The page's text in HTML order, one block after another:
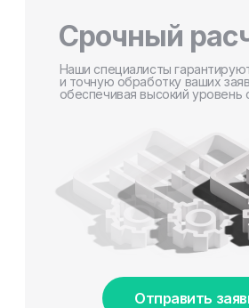
Срочный
Наши специалисты
и точную обработку ваших
обеспечивая высокий уровень
Отправить